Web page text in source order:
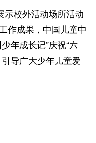
校外活动场所活动
作成果，中国儿童中
年成长记”庆祝“六
导广大少年儿童爱